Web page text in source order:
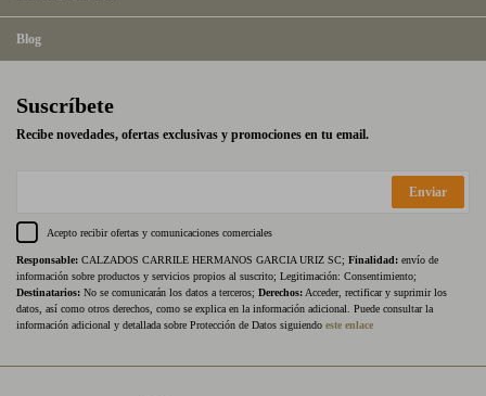
Blog
Suscríbete
Recibe novedades, ofertas exclusivas y promociones en tu email.
Enviar
Acepto recibir ofertas y comunicaciones comerciales
Responsable: CALZADOS CARRILE HERMANOS GARCIA URIZ SC; Finalidad: envío de
información sobre productos y servicios propios al suscrito; Legitimación: Consentimiento;
Destinatarios: No se comunicarán los datos a terceros; Derechos: Acceder, rectificar y suprimir los
datos, así como otros derechos, como se explica en la información adicional. Puede consultar la
información adicional y detallada sobre Protección de Datos siguiendo este enlace